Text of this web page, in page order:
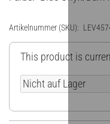
Artikelnummer (SKU)
This product is